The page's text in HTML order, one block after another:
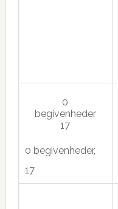
0
begivenheder
17
0 begivenheder,
17